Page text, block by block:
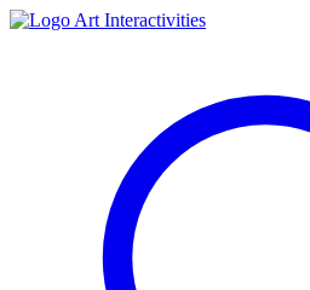
Art Interactivities